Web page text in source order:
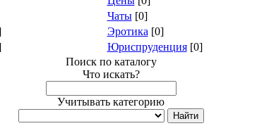
Чаты[0]
Эротика [0]
Юриспруденция[0]
Поиск по каталогу
Что искать?
Учитывать категорию